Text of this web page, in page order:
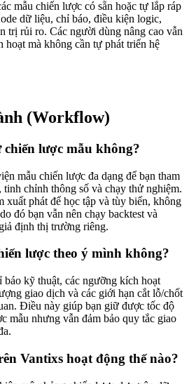
mẫu chiến lược có sẵn hoặc tự lắp ráp
dữ liệu, chỉ báo, điều kiện logic,
trị rủi ro. Các người dùng nâng cao vẫn
hoạt mà không cần tự phát triển hệ
(Workflow)
lược mẫu không?
mẫu chiến lược đa dạng để bạn tham
tinh chỉnh thông số và chạy thử nghiệm.
xuất phát để học tập và tùy biến, không
đó bạn vẫn nên chạy backtest và
định thị trường riêng.
lược theo ý mình không?
kỹ thuật, các ngưỡng kích hoạt
giao dịch và các giới hạn cắt lỗ/chốt
Điều này giúp bạn giữ được tốc độ
mẫu nhưng vẫn đảm bảo quy tắc giao
Vantixs hoạt động thế nào?